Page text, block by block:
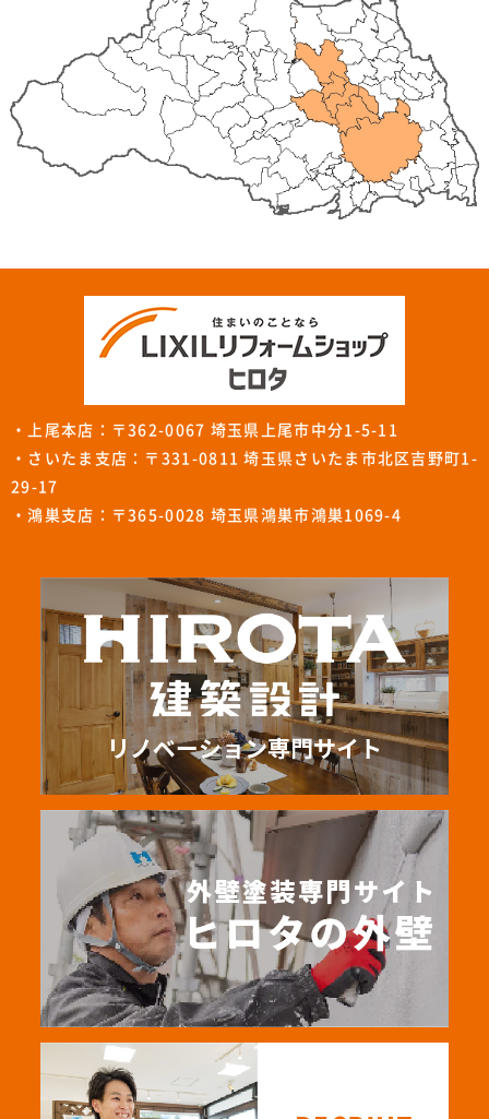
・上尾本店：〒362-0067 埼玉県上尾市中分1-5-11
・さいたま支店：〒331-0811 埼玉県さいたま市北区吉野町1-
29-17
・鴻巣支店：〒365-0028 埼玉県鴻巣市鴻巣1069-4